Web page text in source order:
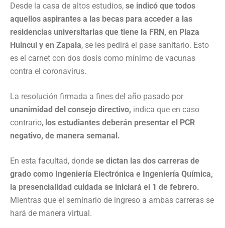
Desde la casa de altos estudios, se indicó que todos
aquellos aspirantes a las becas para acceder a las
residencias universitarias que tiene la FRN, en Plaza
Huincul y en Zapala, se les pedirá el pase sanitario. Esto
es el carnet con dos dosis como mínimo de vacunas
contra el coronavirus.
La resolución firmada a fines del año pasado por
unanimidad del consejo directivo, indica que en caso
contrario, los estudiantes deberán presentar el PCR
negativo, de manera semanal.
En esta facultad, donde se dictan las dos carreras de
grado como Ingeniería Electrónica e Ingeniería Química,
la presencialidad cuidada se iniciará el 1 de febrero.
Mientras que el seminario de ingreso a ambas carreras se
hará de manera virtual.